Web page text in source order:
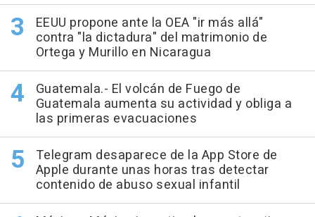
EEUU propone ante la OEA "ir más allá"
contra "la dictadura" del matrimonio de
Ortega y Murillo en Nicaragua
Guatemala.- El volcán de Fuego de
Guatemala aumenta su actividad y obliga a
las primeras evacuaciones
Telegram desaparece de la App Store de
Apple durante unas horas tras detectar
contenido de abuso sexual infantil